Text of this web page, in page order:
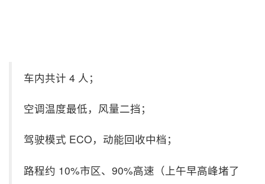
车内共计 4 人；
空调温度最低，风量二挡；
驾驶模式 ECO，动能回收中档；
路程约 10%市区、90%高速（上午早高峰堵了